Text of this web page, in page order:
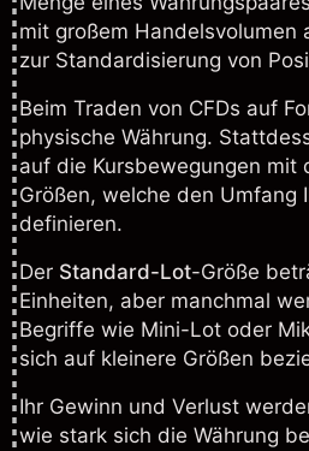
mit großem Handelsvolumen
zur Standardisierung von
Beim Traden von CFDs auf
physische Währung.
auf die Kursbewegungen mit
Größen, welche den Umfang
definieren.
Der Standard-Lot-Größe
Einheiten, aber manchmal
Begriffe wie Mini-Lot oder
sich auf kleinere Größen
Ihr Gewinn und Verlust
wie stark sich die Währung